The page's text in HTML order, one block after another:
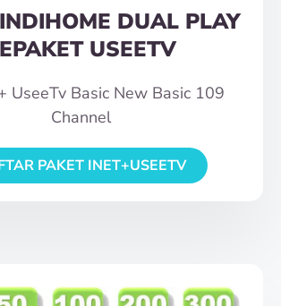
DUAL PLAY
USEETV
UseeTv Basic New Basic 109
Channel
PAKET INET+USEETV